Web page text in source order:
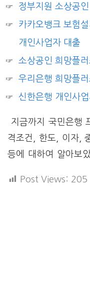
정부지원 소상공
카카오뱅크 보험
개인사업자 대출
소상공인 희망플
우리은행 희망플
신한은행 개인사
지금까지 국민은행
격조건, 한도, 이자,
등에 대하여 알아보
Post Views: 205